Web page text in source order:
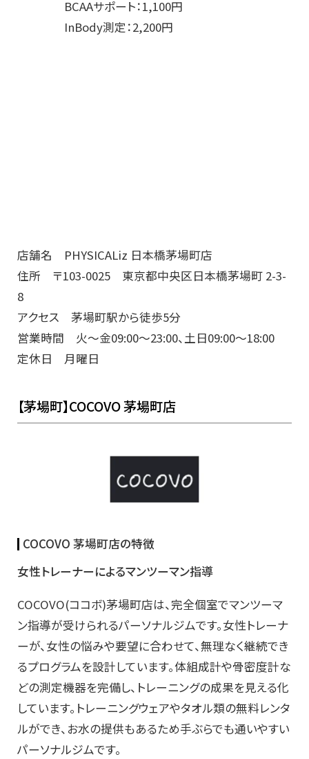
BCAAサポート：1,100円
InBody測定：2,200円
店舗名 PHYSICALiz 日本橋茅場町店
住所 〒103-0025 東京都中央区日本橋茅場町 2-3-
8
アクセス 茅場町駅から徒歩5分
営業時間 火～金09:00～23:00、土日09:00～18:00
定休日 月曜日
【茅場町】COCOVO 茅場町店
COCOVO 茅場町店の特徴
女性トレーナーによるマンツーマン指導
COCOVO(ココボ)茅場町店は、完全個室でマンツーマ
ン指導が受けられるパーソナルジムです。女性トレーナ
ーが、女性の悩みや要望に合わせて、無理なく継続でき
るプログラムを設計しています。体組成計や骨密度計な
どの測定機器を完備し、トレーニングの成果を見える化
しています。トレーニングウェアやタオル類の無料レンタ
ルができ、お水の提供もあるため手ぶらでも通いやすい
パーソナルジムです。